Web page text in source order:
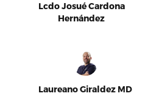
Lcdo Josué Cardona
Hernández
Laureano Giraldez MD